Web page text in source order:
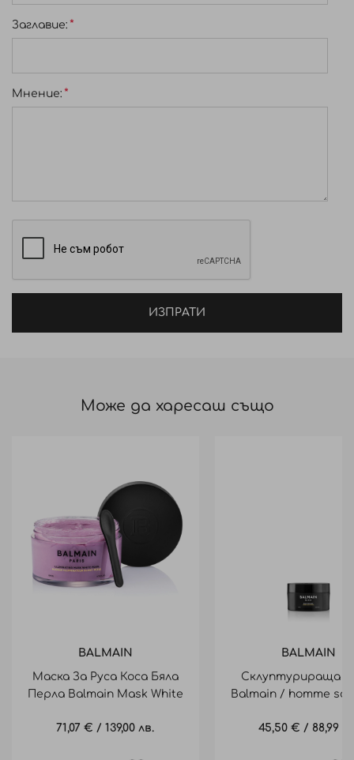
Заглавиe:
Мнение:
ИЗПРАТИ
Може да харесаш също
BALMAIN
Маска За Руса Коса Бяла
Перла Balmain Mask White
71,07 € /139,00 лв.
BALMAIN
Склуптурираща
Balmain / homme
45,50 € / 88,99